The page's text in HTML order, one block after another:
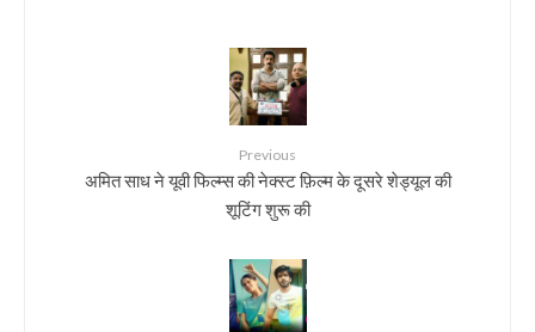
Previous
अमित साध ने यूवी फिल्म्स की नेक्स्ट फ़िल्म के दूसरे शेड्यूल की
शूटिंग शुरू की